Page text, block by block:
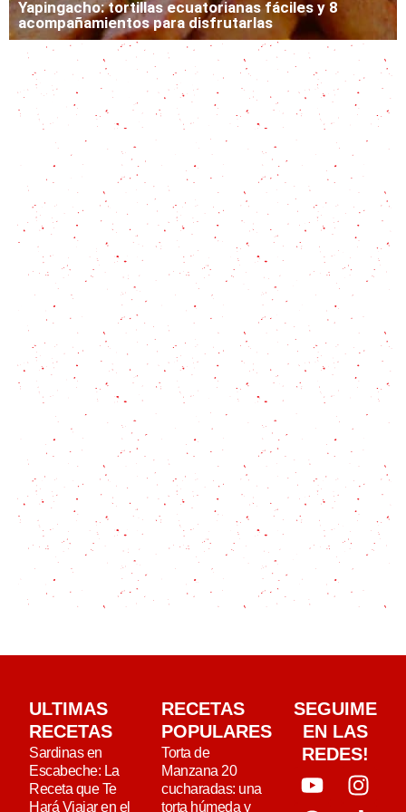
Yapingacho: tortillas ecuatorianas fáciles y 8
acompañamientos para disfrutarlas
Receta en 5 pasos para disfrutar de la Caigua
Rellena al horno
Salpicón de res: El plato definitivo para tu comida
de verano
Chipá Guazú con historia guaraní
Olluco: todo sobre el superalimento peruano y una
receta fácil para disfrutarlo
ULTIMAS
RECETAS
Sardinas en
Escabeche: La
Receta que Te
Hará Viajar en el
RECETAS
POPULARES
Torta de
Manzana 20
cucharadas: una
torta húmeda y
SEGUIME
EN LAS
REDES!